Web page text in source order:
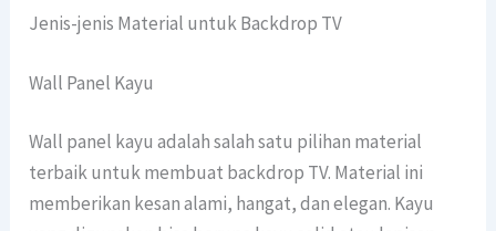
Jenis-jenis Material untuk Backdrop TV
Wall Panel Kayu
Wall panel kayu adalah salah satu pilihan material
terbaik untuk membuat backdrop TV. Material ini
memberikan kesan alami, hangat, dan elegan. Kayu